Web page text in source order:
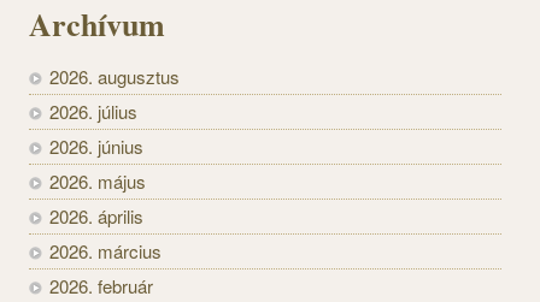
Archívum
2026. augusztus
2026. július
2026. június
2026. május
2026. április
2026. március
2026. február